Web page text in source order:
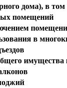
дома), в том
помещений
в
имущества